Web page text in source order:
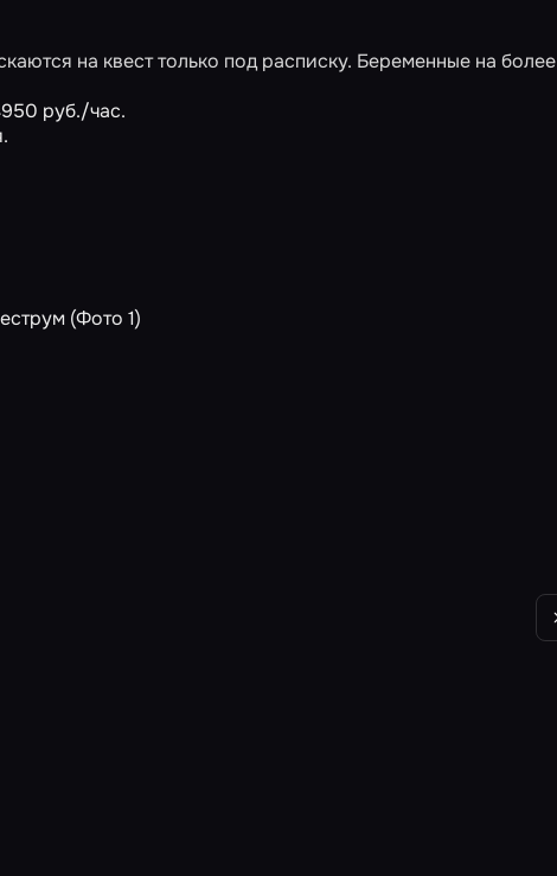
на квест только под расписку. Беременные на более
руб./час.